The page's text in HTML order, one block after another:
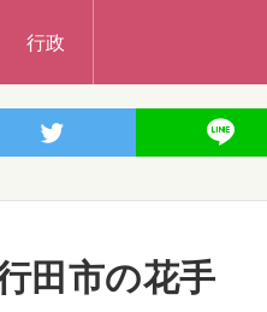
行政
田市の花手